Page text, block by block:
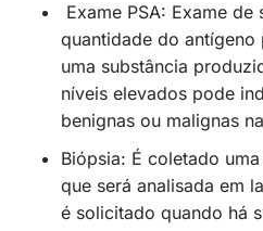
Exame PSA: Exame de
quantidade do
uma substância
níveis elevados pode
benignas ou malignas
Biópsia: É coletado
que será analisada em
é solicitado quando há